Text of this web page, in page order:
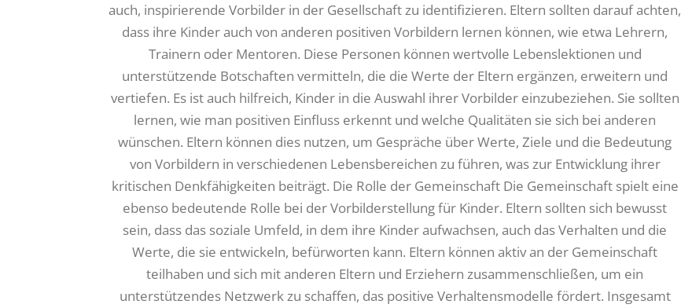
auch, inspirierende Vorbilder in der Gesellschaft zu identifizieren. Eltern sollten darauf achten,
dass ihre Kinder auch von anderen positiven Vorbildern lernen können, wie etwa Lehrern,
Trainern oder Mentoren. Diese Personen können wertvolle Lebenslektionen und
unterstützende Botschaften vermitteln, die die Werte der Eltern ergänzen, erweitern und
vertiefen. Es ist auch hilfreich, Kinder in die Auswahl ihrer Vorbilder einzubeziehen. Sie sollten
lernen, wie man positiven Einfluss erkennt und welche Qualitäten sie sich bei anderen
wünschen. Eltern können dies nutzen, um Gespräche über Werte, Ziele und die Bedeutung
von Vorbildern in verschiedenen Lebensbereichen zu führen, was zur Entwicklung ihrer
kritischen Denkfähigkeiten beiträgt. Die Rolle der Gemeinschaft Die Gemeinschaft spielt eine
ebenso bedeutende Rolle bei der Vorbilderstellung für Kinder. Eltern sollten sich bewusst
sein, dass das soziale Umfeld, in dem ihre Kinder aufwachsen, auch das Verhalten und die
Werte, die sie entwickeln, befürworten kann. Eltern können aktiv an der Gemeinschaft
teilhaben und sich mit anderen Eltern und Erziehern zusammenschließen, um ein
unterstützendes Netzwerk zu schaffen, das positive Verhaltensmodelle fördert. Insgesamt